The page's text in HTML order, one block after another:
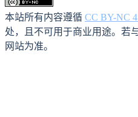
本站所有内容遵循 CC BY-NC
处，且不可用于商业用途。若
网站为准。